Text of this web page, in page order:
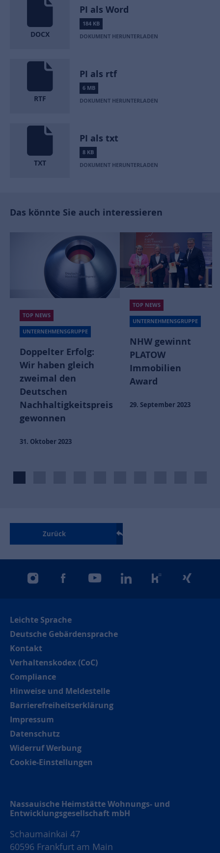
DOCX
PI als Word
184 KB
DOKUMENT HERUNTERLADEN
RTF
PI als rtf
6 MB
DOKUMENT HERUNTERLADEN
TXT
PI als txt
8 KB
DOKUMENT HERUNTERLADEN
Das könnte Sie auch interessieren
UNTERNEHMENSGRUPPE
NHW gewinnt
PLATOW
Immobilien
Award
29. September 2023
TOP NEWS
UNTERNEHMENSGRUPPE
NHW ist
Climate Leader
2023
Zurück
instagramfacebookyoutubelinkedinkununuxing
Leichte Sprache
Deutsche Gebärdensprache
Kontakt
Verhaltenskodex (CoC)
Compliance
Hinweise und Meldestelle
Barrierefreiheitserklärung
Impressum
Datenschutz
Widerruf Werbung
Cookie-Einstellungen
Nassauische Heimstätte Wohnungs- und
Entwicklungsgesellschaft mbH
Schaumainkai 47
60596 Frankfurt am Main